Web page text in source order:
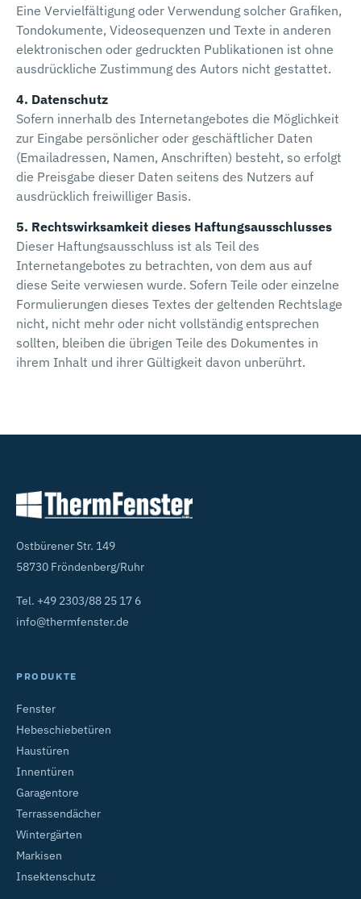
Eine Vervielfältigung oder Verwendung solcher Grafiken,
Tondokumente, Videosequenzen und Texte in anderen
elektronischen oder gedruckten Publikationen ist ohne
ausdrückliche Zustimmung des Autors nicht gestattet.
4. Datenschutz
Sofern innerhalb des Internetangebotes die Möglichkeit
zur Eingabe persönlicher oder geschäftlicher Daten
(Emailadressen, Namen, Anschriften) besteht, so erfolgt
die Preisgabe dieser Daten seitens des Nutzers auf
ausdrücklich freiwilliger Basis.
5. Rechtswirksamkeit dieses Haftungsausschlusses
Dieser Haftungsausschluss ist als Teil des
Internetangebotes zu betrachten, von dem aus auf
diese Seite verwiesen wurde. Sofern Teile oder einzelne
Formulierungen dieses Textes der geltenden Rechtslage
nicht, nicht mehr oder nicht vollständig entsprechen
sollten, bleiben die übrigen Teile des Dokumentes in
ihrem Inhalt und ihrer Gültigkeit davon unberührt.
Ostbürener Str. 149
58730 Fröndenberg/Ruhr
Tel. +49 2303/88 25 17 6
info@thermfenster.de
PRODUKTE
Fenster
Hebeschiebetüren
Haustüren
Innentüren
Garagentore
Terrassendächer
Wintergärten
Markisen
Insektenschutz